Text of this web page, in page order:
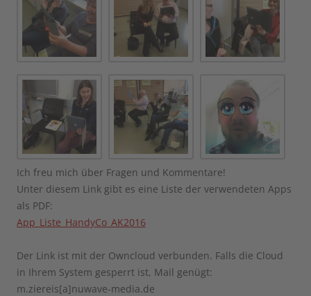
Ich freu mich über Fragen und Kommentare!
Unter diesem Link gibt es eine Liste der verwendeten Apps
als PDF:
App_Liste_HandyCo_AK2016
Der Link ist mit der Owncloud verbunden. Falls die Cloud
in Ihrem System gesperrt ist, Mail genügt:
m.ziereis[a]nuwave-media.de